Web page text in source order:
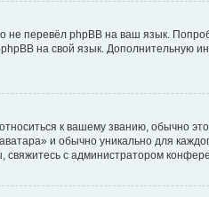
перевёл phpBB на ваш язык.
на свой язык.
к вашему званию, обычно
и обычно уникально для
свяжитесь с администратором